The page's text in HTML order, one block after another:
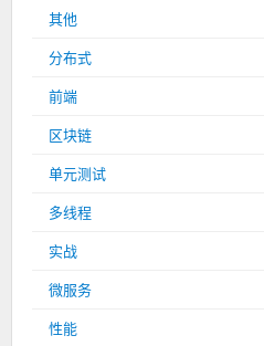
其他
分布式
前端
区块链
单元测试
多线程
实战
微服务
性能